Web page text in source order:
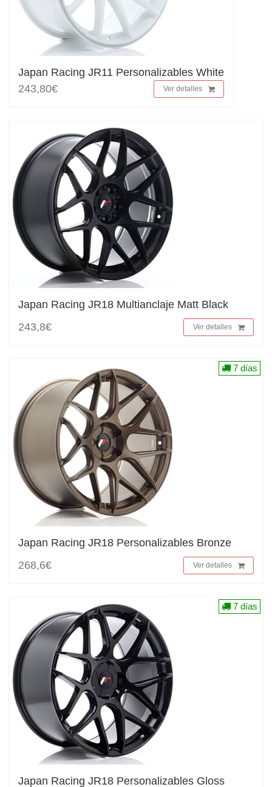
Japan Racing JR11 Personalizables White
243,80€
Ver detalles
Japan Racing JR18 Multianclaje Matt Black
243,8€
Ver detalles
Japan Racing JR18 Personalizables Bronze
268,6€
Ver detalles
7 días
Japan Racing JR18 Personalizables Gloss
7 días